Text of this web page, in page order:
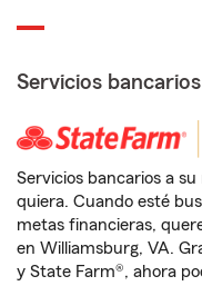
Servicios bancarios
Servicios bancarios a
quiera. Cuando esté
metas financieras,
en Williamsburg, VA.
y State Farm®, ahora